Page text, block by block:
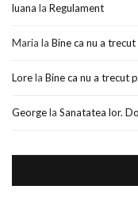
luana la Regulament
Maria la Bine ca nu a
Lorela Bine ca nu a trecut
Georgela Sanatatea lor.